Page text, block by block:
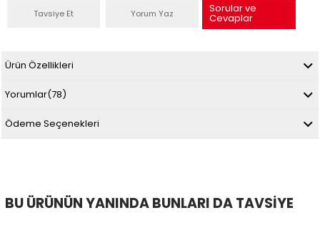
Tavsiye Et Yorum Yaz Sorular ve
Cevaplar
Ürün Özellikleri
Yorumlar(78)
Ödeme Seçenekleri
BU ÜRÜNÜN YANINDA BUNLARI DA TAVSIYE